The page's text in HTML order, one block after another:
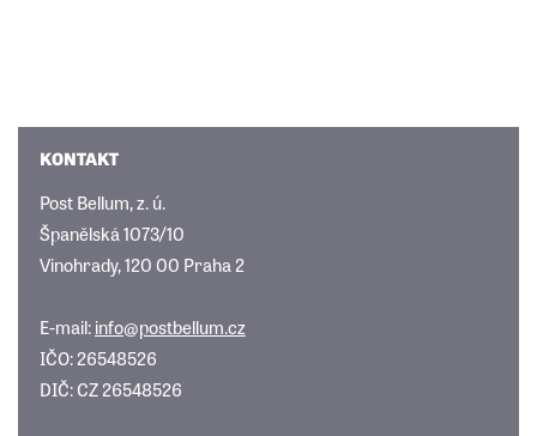
KONTAKT
Post Bellum, z. ú.
Španělská 1073/10
Vinohrady, 120 00 Praha 2
E-mail:info@postbellum.cz
IČO: 26548526
DIČ: CZ 26548526